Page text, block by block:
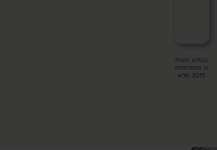
תעלו
מתפלסות
2015 מלא